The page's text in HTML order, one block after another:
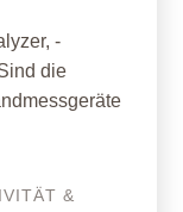
-
die
&